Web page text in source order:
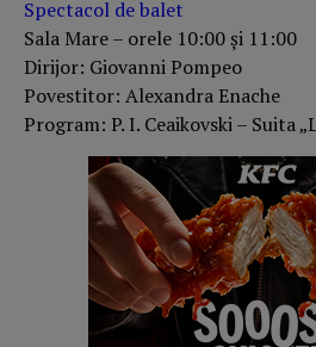
Spectacol de balet
Sala Mare – orele 10:00 și 11:00
Dirijor: Giovanni Pompeo
Povestitor: Alexandra Enache
Program: P. I. Ceaikovski – Suita